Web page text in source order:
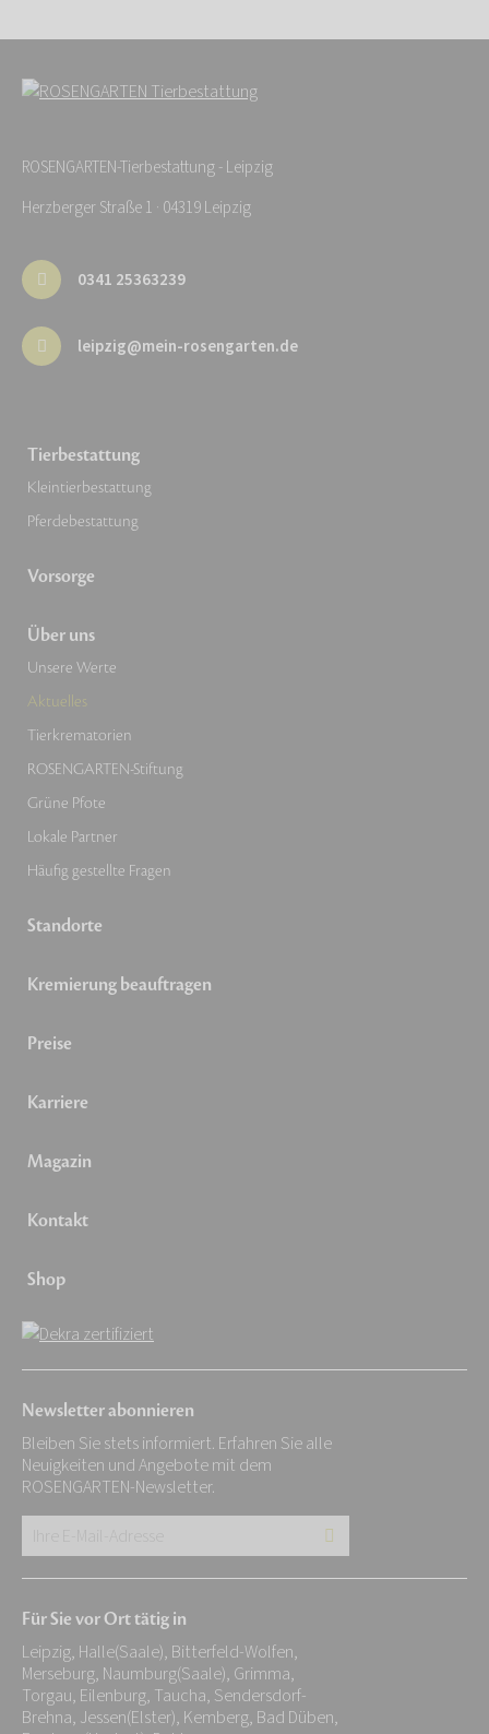
ROSENGARTEN-Tierbestattung - Leipzig
Herzberger Straße 1 · 04319 Leipzig
0341 25363239
leipzig@mein-rosengarten.de
Tierbestattung
Kleintierbestattung
Pferdebestattung
Vorsorge
Über uns
Unsere Werte
Aktuelles
Tierkrematorien
ROSENGARTEN-Stiftung
Grüne Pfote
Lokale Partner
Häufig gestellte Fragen
Standorte
Kremierung beauftragen
Preise
Karriere
Magazin
Kontakt
Shop
Newsletter abonnieren
Bleiben Sie stets informiert. Erfahren Sie alle
Neuigkeiten und Angebote mit dem
ROSENGARTEN-Newsletter.
Adresse:
*
Für Sie vor Ort tätig in
Leipzig, Halle(Saale), Bitterfeld-Wolfen,
Merseburg, Naumburg(Saale), Grimma,
Torgau, Eilenburg, Taucha, Sendersdorf-
Brehna, Jessen(Elster), Kemberg, Bad Düben,